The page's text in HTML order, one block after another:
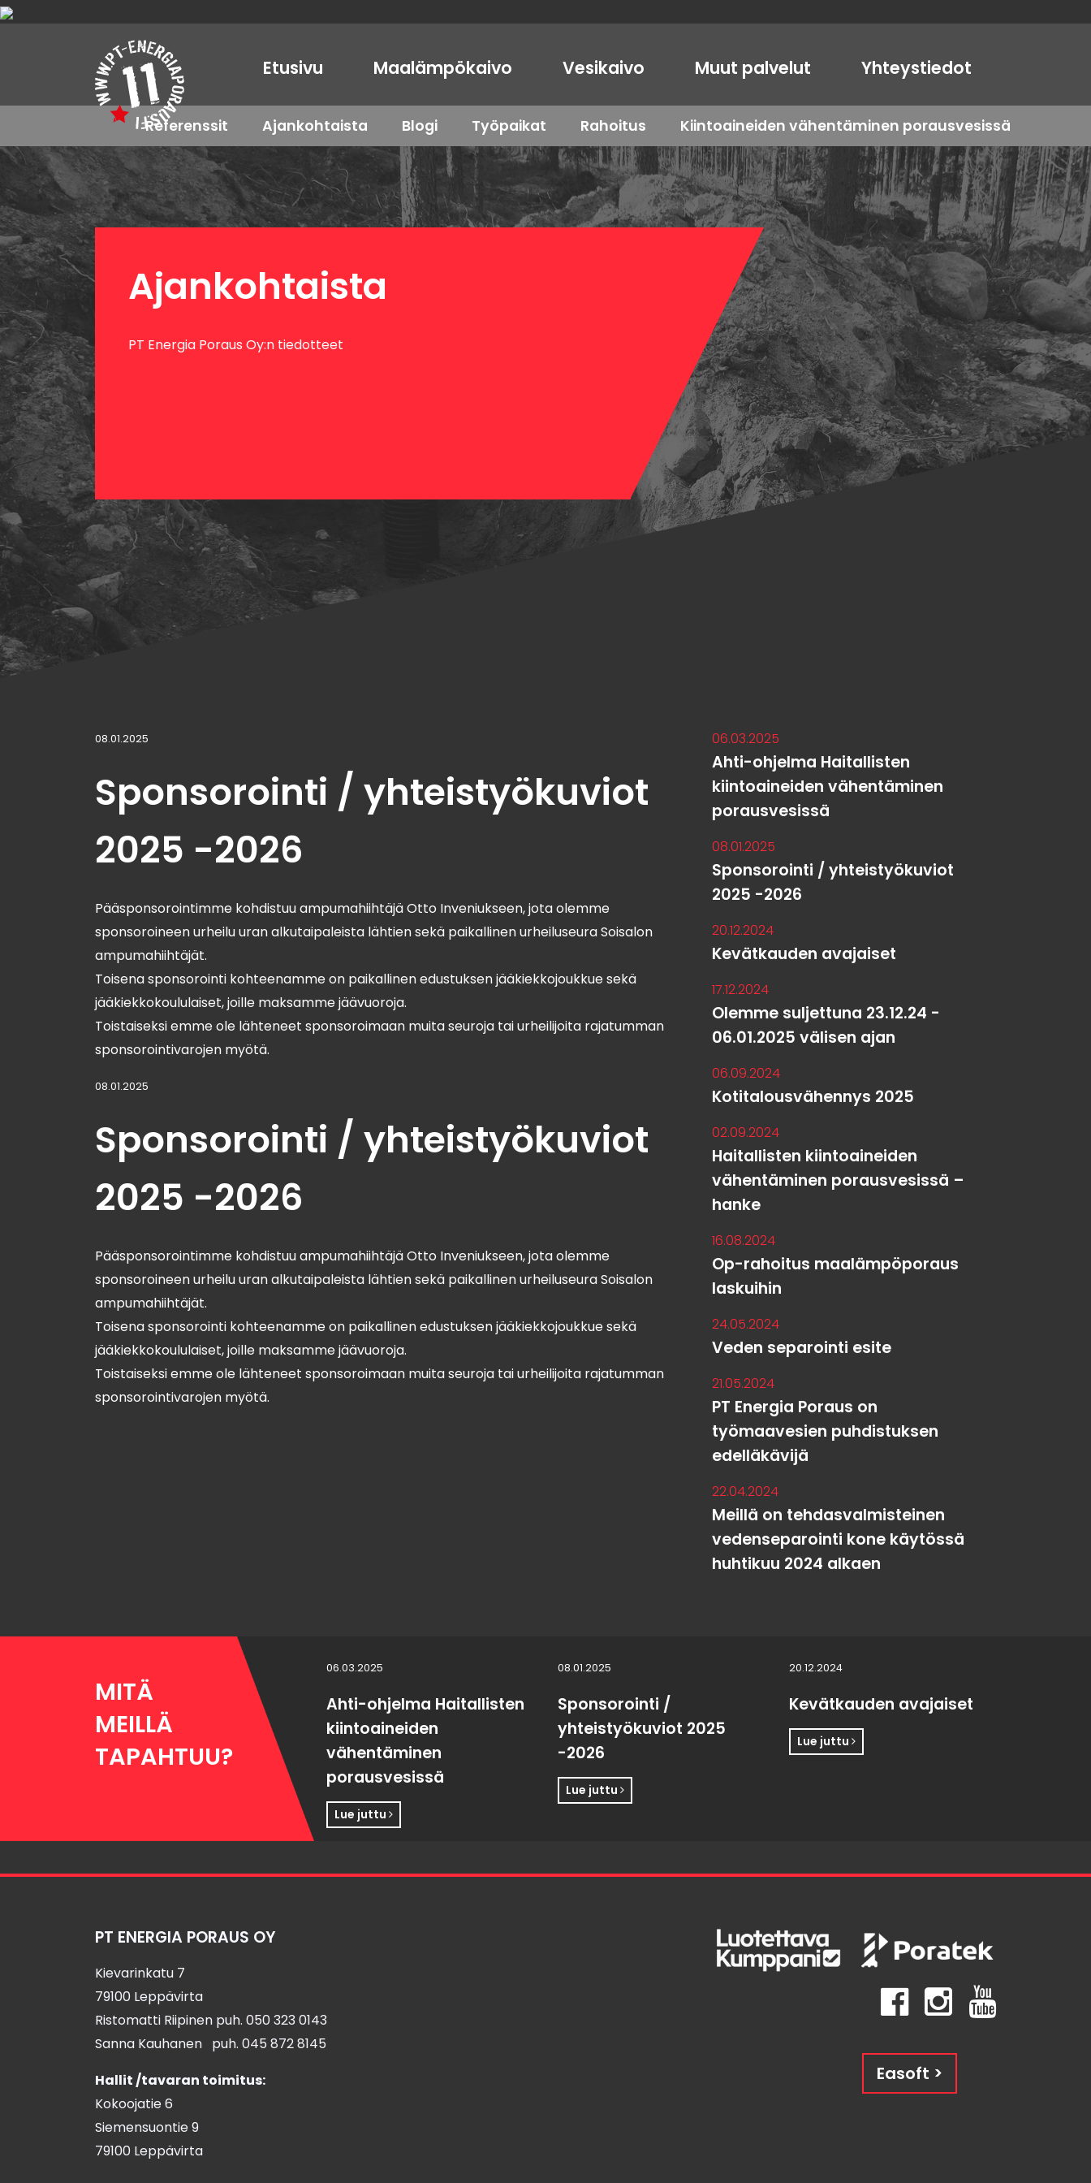
Etusivu Maalämpökaivo Vesikaivo Muut palvelut Yhteystiedot
Referenssit Ajankohtaista Blogi Työpaikat Rahoitus Kiintoaineiden vähentäminen porausvesissä
Ajankohtaista
PT Energia Poraus Oy:n tiedotteet
08.01.2025
Sponsorointi / yhteistyökuviot
2025 -2026
Pääsponsorointimme kohdistuu ampumahiihtäjä Otto Inveniukseen, jota olemme
sponsoroineen urheilu uran alkutaipaleista lähtien sekä paikallinen urheiluseura Soisalon
ampumahiihtäjät.
Toisena sponsorointi kohteenamme on paikallinen edustuksen jääkiekkojoukkue sekä
jääkiekkokoululaiset, joille maksamme jäävuoroja.
Toistaiseksi emme ole lähteneet sponsoroimaan muita seuroja tai urheilijoita rajatumman
sponsorointivarojen myötä.
08.01.2025
Sponsorointi / yhteistyökuviot
2025 -2026
Pääsponsorointimme kohdistuu ampumahiihtäjä Otto Inveniukseen, jota olemme
sponsoroineen urheilu uran alkutaipaleista lähtien sekä paikallinen urheiluseura Soisalon
ampumahiihtäjät.
Toisena sponsorointi kohteenamme on paikallinen edustuksen jääkiekkojoukkue sekä
jääkiekkokoululaiset, joille maksamme jäävuoroja.
Toistaiseksi emme ole lähteneet sponsoroimaan muita seuroja tai urheilijoita rajatumman
sponsorointivarojen myötä.
06.03.2025
Ahti-ohjelma Haitallisten
kiintoaineiden vähentäminen
porausvesissä
08.01.2025
Sponsorointi / yhteistyökuviot
2025 -2026
20.12.2024
Kevätkauden avajaiset
17.12.2024
Olemme suljettuna 23.12.24 -
06.01.2025 välisen ajan
06.09.2024
Kotitalousvähennys 2025
02.09.2024
Haitallisten kiintoaineiden
vähentäminen porausvesissä –
hanke
16.08.2024
Op-rahoitus maalämpöporaus
laskuihin
24.05.2024
Veden separointi esite
21.05.2024
PT Energia Poraus on
työmaavesien puhdistuksen
edelläkävijä
22.04.2024
Meillä on tehdasvalmisteinen
vedenseparointi kone käytössä
huhtikuu 2024 alkaen
MITÄ
MEILLÄ
TAPAHTUU?
06.03.2025
Ahti-ohjelma Haitallisten
kiintoaineiden
vähentäminen
porausvesissä
Lue juttu
08.01.2025
Sponsorointi /
yhteistyökuviot 2025
-2026
Lue juttu
20.12.2024
Kevätkauden avajaiset
Lue juttu
PT ENERGIA PORAUS OY
Kievarinkatu 7
79100 Leppävirta
Ristomatti Riipinen puh. 050 323 0143
Sanna Kauhanen puh. 045 872 8145
Hallit /tavaran toimitus:
Kokoojatie 6
Siemensuontie 9
79100 Leppävirta
Easoft >